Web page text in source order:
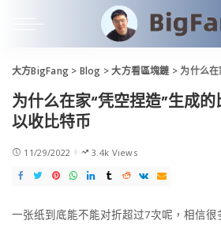
大方BigFang > Blog >大方看區塊鏈 > 为什么在家“
为什么在家“凭空捏造”生成
以收比特币
11/29/2022 3.4k Views
一张纸到底能不能对折超过7次呢，相信很